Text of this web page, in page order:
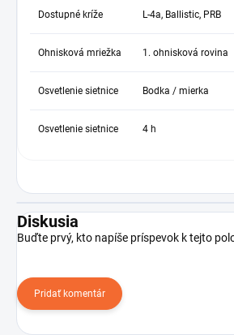
Dostupné kríže L-4a, Ballistic, PRB
Ohnisková mriežka 1. ohnisková rovina
Osvetlenie sietnice Bodka / mierka
Osvetlenie sietnice 4 h
Diskusia
Buďte prvý, kto napíše príspevok k tejto
Pridať komentár